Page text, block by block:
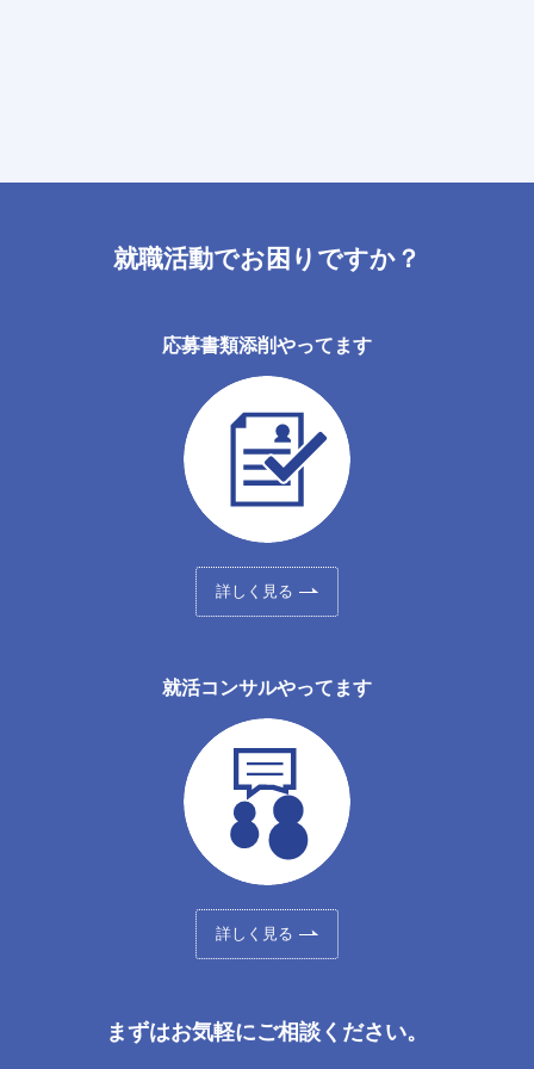
就職活動でお困りですか？
応募書類添削やってます
詳しく見る
就活コンサルやってます
詳しく見る
まずはお気軽にご相談ください。